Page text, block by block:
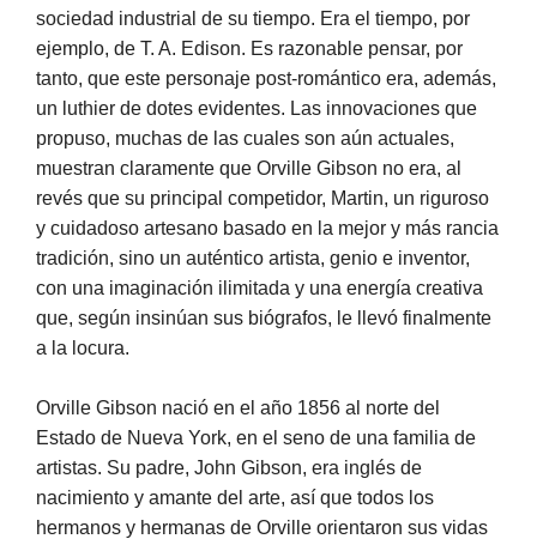
sociedad industrial de su tiempo. Era el tiempo, por
ejemplo, de T. A. Edison. Es razonable pensar, por
tanto, que este personaje post-romántico era, además,
un luthier de dotes evidentes. Las innovaciones que
propuso, muchas de las cuales son aún actuales,
muestran claramente que Orville Gibson no era, al
revés que su principal competidor, Martin, un riguroso
y cuidadoso artesano basado en la mejor y más rancia
tradición, sino un auténtico artista, genio e inventor,
con una imaginación ilimitada y una energía creativa
que, según insinúan sus biógrafos, le llevó finalmente
a la locura.
Orville Gibson nació en el año 1856 al norte del
Estado de Nueva York, en el seno de una familia de
artistas. Su padre, John Gibson, era inglés de
nacimiento y amante del arte, así que todos los
hermanos y hermanas de Orville orientaron sus vidas